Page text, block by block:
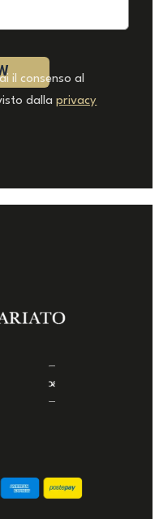
il consenso al
dallaprivacy